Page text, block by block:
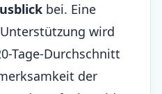
bei. Eine
wird
Tage-Durchschnitt
der